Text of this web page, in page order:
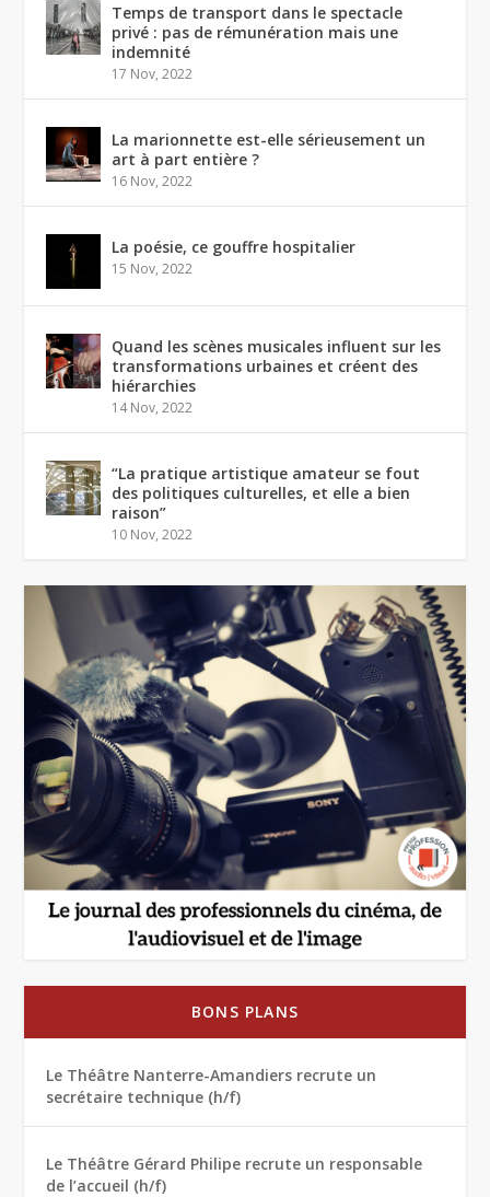
Temps de transport dans le spectacle
privé : pas de rémunération mais une
indemnité
17 Nov, 2022
La marionnette est-elle sérieusement un
art à part entière ?
16 Nov, 2022
La poésie, ce gouffre hospitalier
15 Nov, 2022
Quand les scènes musicales influent sur les
transformations urbaines et créent des
hiérarchies
14 Nov, 2022
“La pratique artistique amateur se fout
des politiques culturelles, et elle a bien
raison”
10 Nov, 2022
BONS PLANS
Le Théâtre Nanterre-Amandiers recrute un
secrétaire technique (h/f)
Le Théâtre Gérard Philipe recrute un responsable
de l’accueil (h/f)